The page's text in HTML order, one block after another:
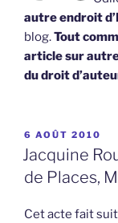
autre endroit
blog.Tout
article sur
du droit
PUBLIÉ
LE
6 AOÛT 2010
Jacquine
de Places,
Cet acte fait